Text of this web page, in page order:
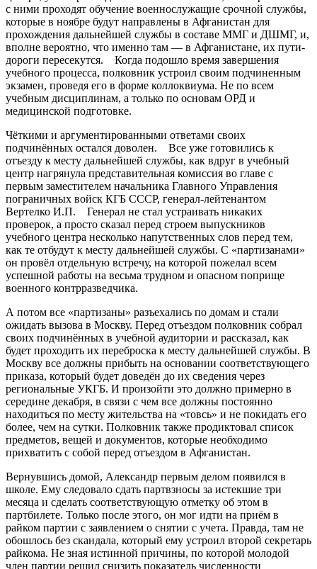
с ними проходят обучение военнослужащие срочной службы,
которые в ноябре будут направлены в Афганистан для
прохождения дальнейшей службы в составе ММГ и ДШМГ, и,
вполне вероятно, что именно там — в Афганистане, их пути-
дороги пересекутся. Когда подошло время завершения
учебного процесса, полковник устроил своим подчиненным
экзамен, проведя его в форме коллоквиума. Не по всем
учебным дисциплинам, а только по основам ОРД и
медицинской подготовке.
Чёткими и аргументированными ответами своих
подчинённых остался доволен. Все уже готовились к
отъезду к месту дальнейшей службы, как вдруг в учебный
центр нагрянула представительная комиссия во главе с
первым заместителем начальника Главного Управления
пограничных войск КГБ СССР, генерал-лейтенантом
Вертелко И.П. Генерал не стал устраивать никаких
проверок, а просто сказал перед строем выпускников
учебного центра несколько напутственных слов перед тем,
как те отбудут к месту дальнейшей службы. С «партизанами»
он провёл отдельную встречу, на которой пожелал всем
успешной работы на весьма трудном и опасном поприще
военного контрразведчика.
А потом все «партизаны» разъехались по домам и стали
ожидать вызова в Москву. Перед отъездом полковник собрал
своих подчинённых в учебной аудитории и рассказал, как
будет проходить их переброска к месту дальнейшей службы. В
Москву все должны прибыть на основании соответствующего
приказа, который будет доведён до их сведения через
региональные УКГБ. И произойти это должно примерно в
середине декабря, в связи с чем все должны постоянно
находиться по месту жительства на «товсь» и не покидать его
более, чем на сутки. Полковник также продиктовал список
предметов, вещей и документов, которые необходимо
прихватить с собой перед отъездом в Афганистан.
Вернувшись домой, Александр первым делом появился в
школе. Ему следовало сдать партвзносы за истекшие три
месяца и сделать соответствующую отметку об этом в
партбилете. Только после этого, он мог идти на приём в
райком партии с заявлением о снятии с учета. Правда, там не
обошлось без скандала, который ему устроил второй секретарь
райкома. Не зная истинной причины, по которой молодой
член партии решил снизить показатель численности